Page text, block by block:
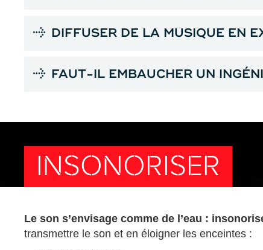
DIFFUSER DE LA MUSIQUE EN
FAUT-IL EMBAUCHER UN
INSONORISER
Le son s’envisage comme de l’eau :
transmettre le son et en éloigner les enceintes :